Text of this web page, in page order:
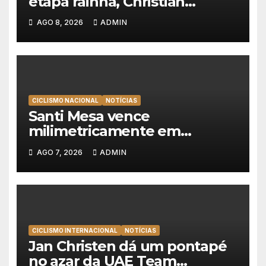
Scaroni é o novo líder da
Volta a Polónia
AGO 8, 2026 ADMIN
CICLISMO NACIONAL NOTÍCIAS
Santi Mesa vence
milimetricamente em
Albufeira, Rui Oliveira
mantém a amarela da Volta a
Portugal
AGO 7, 2026 ADMIN
CICLISMO INTERNACIONAL NOTÍCIAS
Jan Christen dá um pontapé
no azar da UAE Team